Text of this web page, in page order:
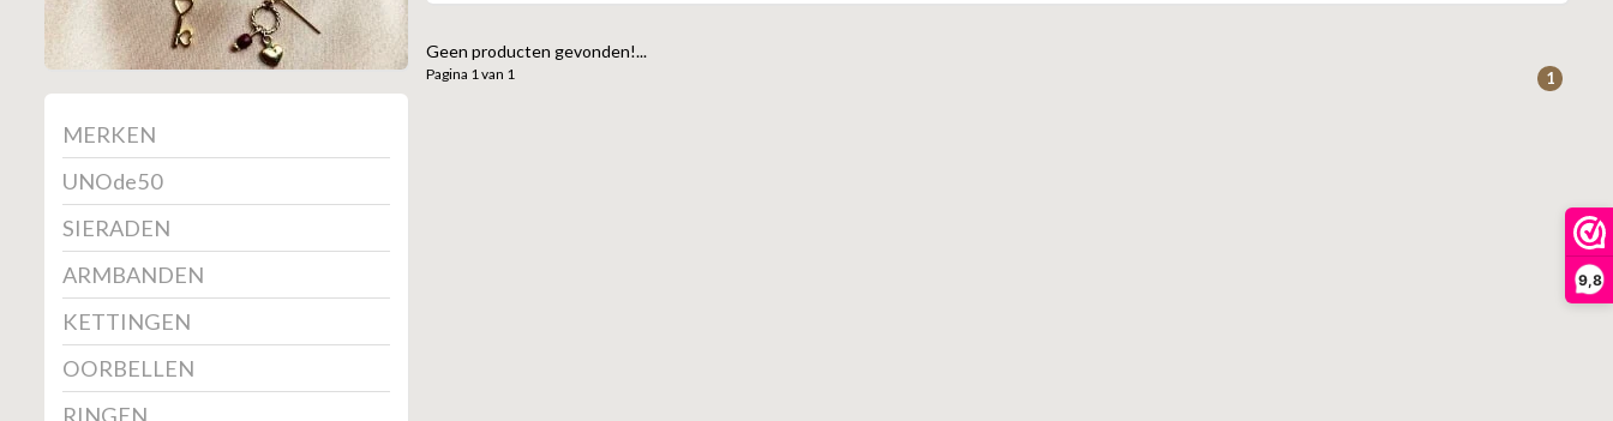
9,8
MERKEN
UNOde50
SIERADEN
ARMBANDEN
KETTINGEN
OORBELLEN
RINGEN
Geen producten gevonden!...
Pagina 1 van 1 1